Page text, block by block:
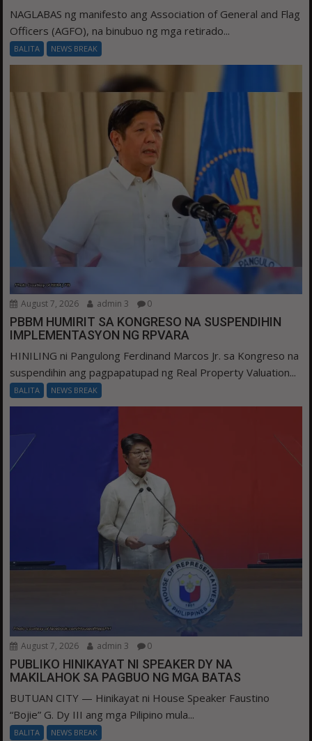
NAGLABAS ng manifesto ang Association of General and Flag
Officers (AGFO), na binubuo ng mga retirado...
BALITA NEWS BREAK
August 7, 2026 admin 3 0
PBBM HUMIRIT SA KONGRESO NA SUSPENDIHIN
IMPLEMENTASYON NG RPVARA
HINILING ni Pangulong Ferdinand Marcos Jr. sa Kongreso na
suspendihin ang pagpapatupad ng Real Property Valuation...
BALITA NEWS BREAK
August 7, 2026 admin 3 0
PUBLIKO HINIKAYAT NI SPEAKER DY NA
MAKILAHOK SA PAGBUO NG MGA BATAS
BUTUAN CITY — Hinikayat ni House Speaker Faustino
“Bojie” G. Dy III ang mga Pilipino mula...
BALITA NEWS BREAK